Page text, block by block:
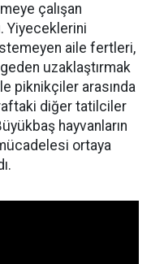
çalışan
Yiyeceklerini
aile fertleri,
uzaklaştırmak
piknikçiler arasında
diğer tatilciler
hayvanların
ortaya